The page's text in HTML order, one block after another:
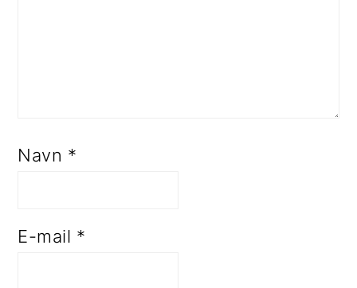
Navn *
E-mail *